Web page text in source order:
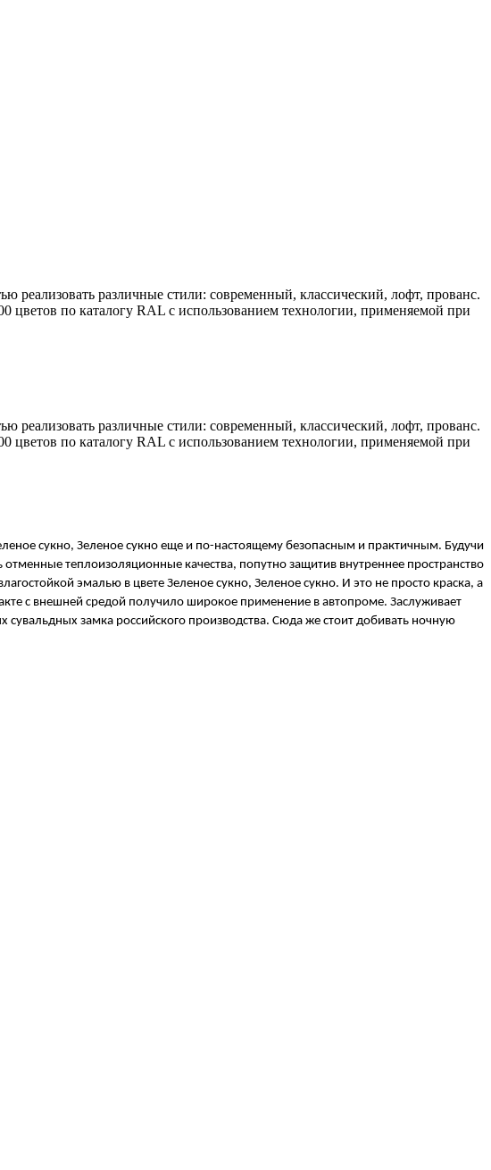
различные стили: современный, классический, лофт, прованс.
по каталогу RAL с использованием технологии, применяемой при
различные стили: современный, классический, лофт, прованс.
по каталогу RAL с использованием технологии, применяемой при
сукно, Зеленое сукно еще и по-настоящему безопасным и практичным. Будучи
теплоизоляционные качества, попутно защитив внутреннее пространство
эмалью в цвете Зеленое сукно, Зеленое сукно. И это не просто краска, а
с внешней средой получило широкое применение в автопроме. Заслуживает
сувальдных замка российского производства. Сюда же стоит добивать ночную